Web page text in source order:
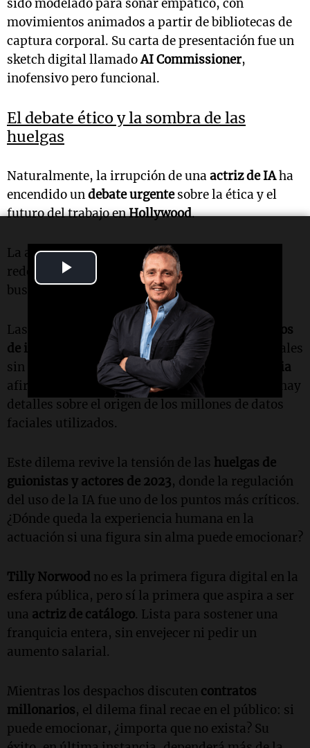
sido modelado para sonar empático, con
movimientos animados a partir de bibliotecas de
captura corporal. Su carta de presentación fue un
sketch digital llamadoAI Commissioner,
inofensivo pero funcional.
El debate ético y la sombra de las
huelgas
Naturalmente, la irrupción de unaactriz de IAha
encendido undebate urgentesobre la ética y el
futuro del trabajo enHollywood.
La actrizMelissa Barrerafue contundente en
redes: "Si tu agente representa actores de IA,
busca otro agente".
Las preguntas clave giran en torno a los
derechos
de imagen
: ¿fueron usados rostros humanos reales
sin permiso para entrenar a Tilly? Aunque
Xicoia
afirma haber generado todo de forma ética, no hay
detalles sobre el origen de los millones de datos
faciales utilizados.
Este dilema revive la tensión de las huelgas de
guionistas y actores de 2023, donde la regulación
del uso de la IA fue uno de los puntos más críticos.
¿Dónde queda la experiencia humana en la
actuación si una figura sin alma puede emocionar?
Tilly Norwood no es la primera figura digital en la
esfera pública, pero sí la primera que aspira a ser
una actriz de catálogo. Lista para sostener una
franquicia entera, sin envejecer ni pedir un
aumento salarial.
Mientras los despachos discuten contratos
millonarios, el dilema final recae en el público: si
puede emocionar, ¿importa que no exista? Su